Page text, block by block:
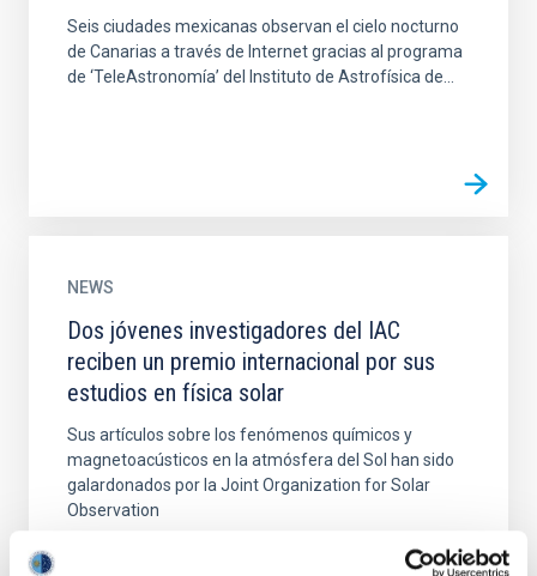
Seis ciudades mexicanas observan el cielo nocturno
de Canarias a través de Internet gracias al programa
de ‘TeleAstronomía’ del Instituto de Astrofísica de...
NEWS
Dos jóvenes investigadores del IAC
reciben un premio internacional por sus
estudios en física solar
Sus artículos sobre los fenómenos químicos y
magnetoacústicos en la atmósfera del Sol han sido
galardonados por la Joint Organization for Solar
Observation